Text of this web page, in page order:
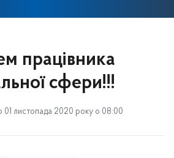
працівника
сфери!!!
01 листопада 2020 року о 08:00